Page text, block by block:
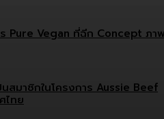
Pure Vegan ที่ฉีก Concept ภา
นสมาชิกในโครงการ Aussie Beef
ไทย